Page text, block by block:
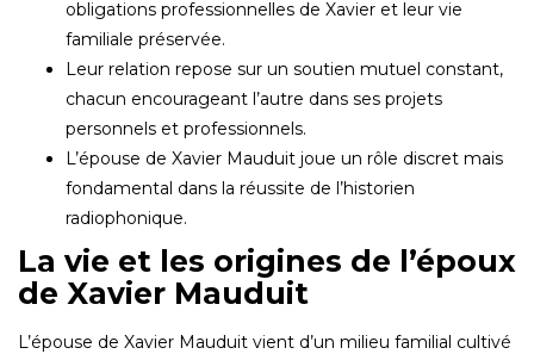
obligations professionnelles de Xavier et leur vie
familiale préservée.
Leur relation repose sur un soutien mutuel constant,
chacun encourageant l’autre dans ses projets
personnels et professionnels.
L’épouse de Xavier Mauduit joue un rôle discret mais
fondamental dans la réussite de l’historien
radiophonique.
La vie et les origines de l’époux
de Xavier Mauduit
L’épouse de Xavier Mauduit vient d’un milieu familial cultivé